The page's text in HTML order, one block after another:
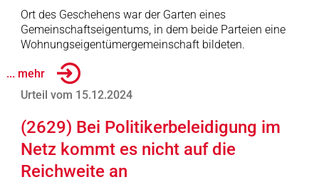
Ort des Geschehens war der Garten eines
Gemeinschaftseigentums, in dem beide Parteien eine
Wohnungseigentümergemeinschaft bildeten.
... mehr
Urteil vom 15.12.2024
(2629) Bei Politikerbeleidigung im
Netz kommt es nicht auf die
Reichweite an